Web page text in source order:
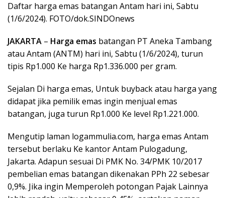
Daftar harga emas batangan Antam hari ini, Sabtu
(1/6/2024). FOTO/dok.SINDOnews
JAKARTA – Harga emas batangan PT Aneka Tambang
atau Antam (ANTM) hari ini, Sabtu (1/6/2024), turun
tipis Rp1.000 Ke harga Rp1.336.000 per gram.
Sejalan Di harga emas, Untuk buyback atau harga yang
didapat jika pemilik emas ingin menjual emas
batangan, juga turun Rp1.000 Ke level Rp1.221.000.
Mengutip laman logammulia.com, harga emas Antam
tersebut berlaku Ke kantor Antam Pulogadung,
Jakarta. Adapun sesuai Di PMK No. 34/PMK 10/2017
pembelian emas batangan dikenakan PPh 22 sebesar
0,9%. Jika ingin Memperoleh potongan Pajak Lainnya